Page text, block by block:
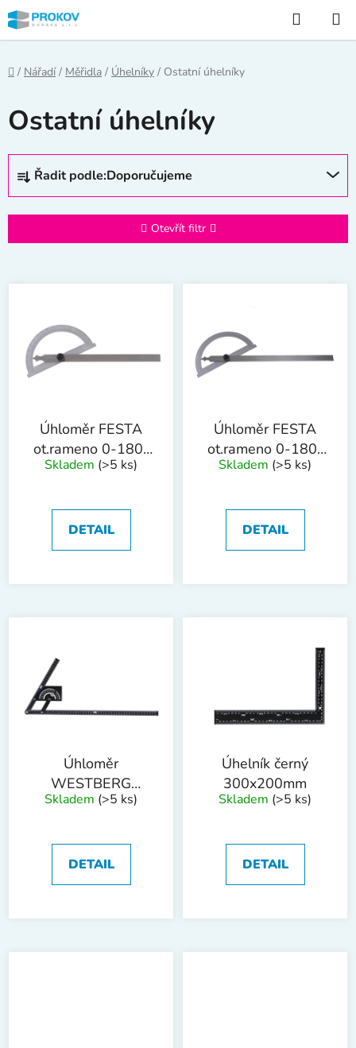
Přejít
na
obsah
Hledat
Domů
/ Nářadí / Měřidla / Úhelníky / Ostatní úhelníky
Ostatní úhelníky
Ř
z
n
p
Řadit podle:Doporučujeme
Otevřít filtr
V
Úhloměr FESTA
ot.rameno 0-180°
150x200mm
Skladem (>5 ks)
DETAIL
Úhloměr FESTA
ot.rameno 0-180°
300x500mm
Skladem (>5 ks)
DETAIL
Úhloměr
WESTBERG
230x500mm 0-
Skladem (>5 ks)
DETAIL
Úhelník černý
300x200mm
Skladem (>5 ks)
DETAIL